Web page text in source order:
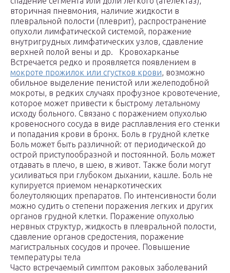
вторичная пневмония, наличие жидкости в
плевральной полости (плеврит), распространение
опухоли лимфатической системой, поражение
внутригрудных лимфатических узлов, сдавление
верхней полой вены и др. Кровохарканье
Встречается редко и проявляется появлением в
мокроте прожилок или сгустков крови, возможно
обильное выделение пенистой или желеподобной
мокроты, в редких случаях профузное кровотечение,
которое может привести к быстрому летальному
исходу больного. Связано с поражением опухолью
кровеносного сосуда в виде расплавления его стенки
и попадания крови в бронх. Боль в грудной клетке
Боль может быть различной: от периодической до
острой приступообразной и постоянной. Боль может
отдавать в плечо, в шею, в живот. Также боли могут
усиливаться при глубоком дыхании, кашле. Боль не
купируется приемом ненаркотических
болеутоляющих препаратов. По интенсивности боли
можно судить о степени поражения легких и других
органов грудной клетки. Поражение опухолью
нервных структур, жидкость в плевральной полости,
сдавление органов средостения, поражение
магистральных сосудов и прочее. Повышение
температуры тела
Часто встречаемый симптом раковых заболеваний